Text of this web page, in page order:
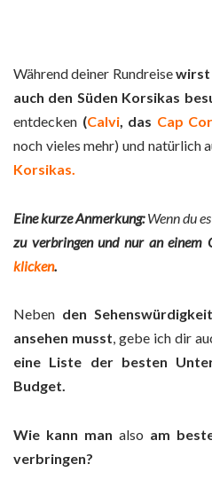
Während deiner Rundreisewirst
auch den Süden Korsikas
entdecken (Calvi, das Cap
noch vieles mehr) und natürlich
Korsikas.
Eine kurze Anmerkung:Wenn du
zu verbringen und nur an einem
klicken.
Neben den
ansehen musst, gebe ich dir
eine Liste der besten
Budget.
Wie kann man also am
verbringen?